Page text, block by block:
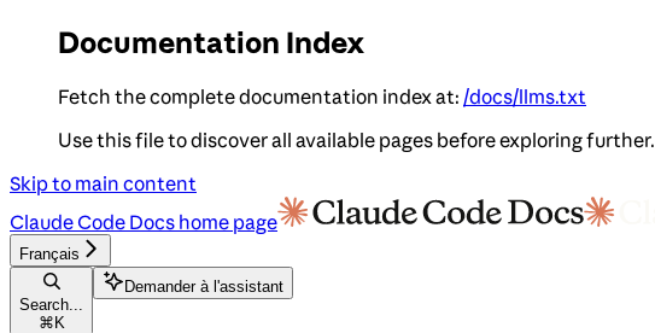
Documentation Index
Fetch the complete documentation index at: /docs/llms.txt
Use this file to discover all available pages before exploring further.
Skip to main content
Claude Code Docs home page
Français
Search...
⌘ K
Demander à l'assistant